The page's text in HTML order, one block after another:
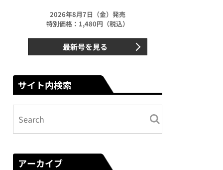
2026年8月7日（金）発売
特別価格：1,480円（税込）
最新号を見る
サイト内検索
アーカイブ